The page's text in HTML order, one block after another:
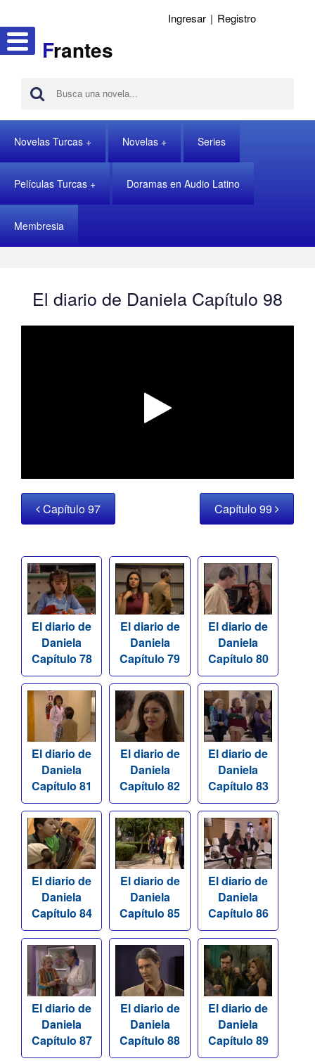
Frantes
Ingresar | Registro
Novelas Turcas Novelas Series
Películas Turcas Doramas en Audio Latino
Membresia
El diario de Daniela Capítulo 98
Capítulo 97 Capítulo 99
El diario de
Daniela
Capítulo 78
El diario de
Daniela
Capítulo 79
El diario de
Daniela
Capítulo 80
El diario de
Daniela
Capítulo 81
El diario de
Daniela
Capítulo 82
El diario de
Daniela
Capítulo 83
El diario de
Daniela
Capítulo 84
El diario de
Daniela
Capítulo 85
El diario de
Daniela
Capítulo 86
El diario de
Daniela
Capítulo 87
El diario de
Daniela
Capítulo 88
El diario de
Daniela
Capítulo 89